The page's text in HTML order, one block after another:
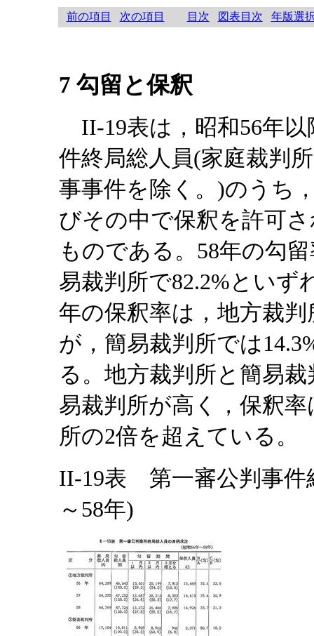
前の項目 次の項目 目次 図表目次 年版選
7 勾留と保釈
II-19表は，昭和56年以
件終局総人員(家庭裁判
事事件を除く。)のうち
びその中で保釈を許可
ものである。58年の勾
易裁判所で82.2%といず
年の保釈率は，地方裁
が，簡易裁判所では
る。地方裁判所と簡易
易裁判所が高く，保釈
所の2倍を超えている。
II-19表 第一審公判事件
～58年)